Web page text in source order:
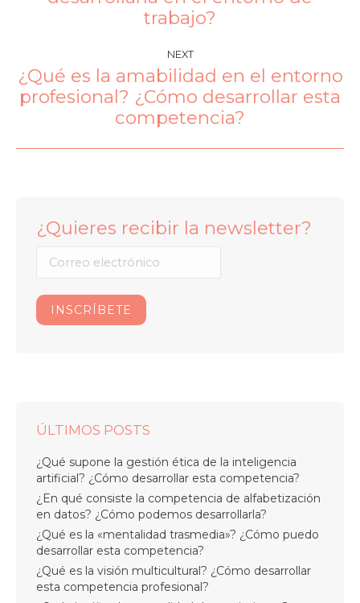
trabajo?
NEXT
¿Qué es la amabilidad en el entorno
profesional? ¿Cómo desarrollar esta
competencia?
¿Quieres recibir la newsletter?
ÚLTIMOS POSTS
¿Qué supone la gestión ética de la inteligencia
artificial? ¿Cómo desarrollar esta competencia?
¿En qué consiste la competencia de alfabetización
en datos? ¿Cómo podemos desarrollarla?
¿Qué es la «mentalidad trasmedia»? ¿Cómo puedo
desarrollar esta competencia?
¿Qué es la visión multicultural? ¿Cómo desarrollar
esta competencia profesional?